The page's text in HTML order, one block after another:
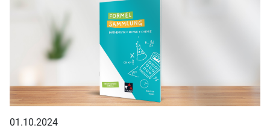
01.10.2024